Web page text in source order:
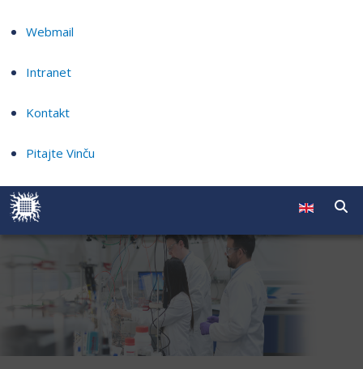
Webmail
Intranet
Kontakt
Pitajte Vinču